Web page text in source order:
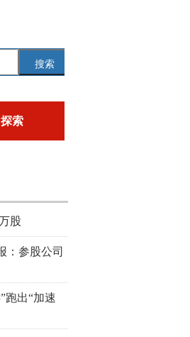
搜索
探索
股
：参股公司
跑出“加速